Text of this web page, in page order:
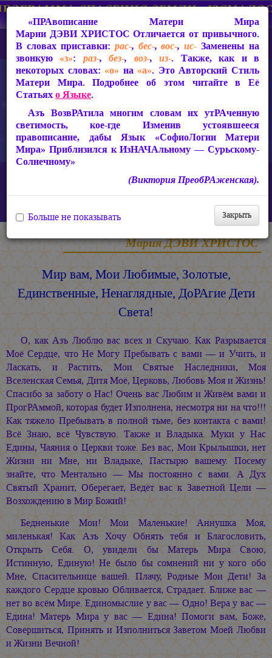
ИзТарические Документы из Жизни Матери Мира
Письма из застенков 1994-1997 гг.
Мир вам, Мои Любимые, Золотые, Единственные, Ненаглядные,
ДоРАгие Дети Света!
Мария ДЭВИ ХРИСТОС
Мир вам, Мои Любимые, Золотые,
Единственные, Ненаглядные, ДоРАгие Дети
Света!
О, как Азъ Люблю вас всех и Скучаю. Как Разрывается
Моё Сердце, что Не Могу Пребывать с вами — и Учить, и
Ласкать, и Растить, Мои Святые Наследники, Моя
Вселенская Семья, Дитя Моё, Церковь, Любовь Моя и Жизнь!
Спасибо за заботу о Нас! Очень вас Любим и Живём вами и
ПрогРАммой, которая будет Изполнена, несмотря ни на что!!!
Как тяжело Пребывать в полной тьме, без контакта с вами!
Всё Знаю, всё Чувствую. Также и Владыка. Муки у Нас
Едины, Чаяния о Церкви тоже. Без вас, Мои Крылышки, нет
Жизни ни Мне, ни Владыке, Пастырю вашему. Посему
знайте, что Ментально — Мы постоянно с вами. А Дух
Святый Хранит, Оберегает, Ведёт вас к Заветной Цели —
Возхождению в Мир Божий!
Бедненькие Мои! Мои Маленькие! Аннушка Моя,
миленькая! Как Азъ Хочу Обнять тебя и Благословить,
Открыть Себя. О, увидели бы Матерь Мира Свою,
Истинную, Единую! Не было бы сомнений ни у кого обо
Мне, Спасительнице вашей. Плачу, Родные Мои Дети! За
каждого Сердце кровью Обливается, Страдает. Ближе вас —
нет во всём Мире. Единомыслие у вас — Одно! Вера у вас —
Едина! Матерь Мира у вас — Едина! Помоги вам, Боже,
Совершиться, Принять и Изполниться Заветом Моей Любви
и Жизни Вечной!
«ПРАвописание Матери Мира
Марии ДЭВИ ХРИСТОС Отличается от привычного.
В словах приставки: рас-, бес-,вос-,ис- Заменены на
звонкую «з»: раз-,без-, воз-,из-. Также, как и в
некоторых словах: «о» на «а». Это Авторский Стиль
Матери Мира. Подробнее об этом читайте в Её
Статьяхо Языке.
Азъ ВозвРАтила многим словам их утРАченную
светимость, кое-где Изменив устоявшееся
правописание, дабы Язык «СофиоЛогии Матери
Мира» Приблизился к ИзНАЧАльному — Сурьскому-
Солнечному»
(Виктория ПреобРАженская).
Закрыть
Больше не показывать